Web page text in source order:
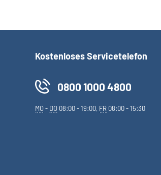
Kostenloses Servicetelefon
0800 1000 4800
MO- DO 08:00 - 19:00, FR 08:00 - 15:30